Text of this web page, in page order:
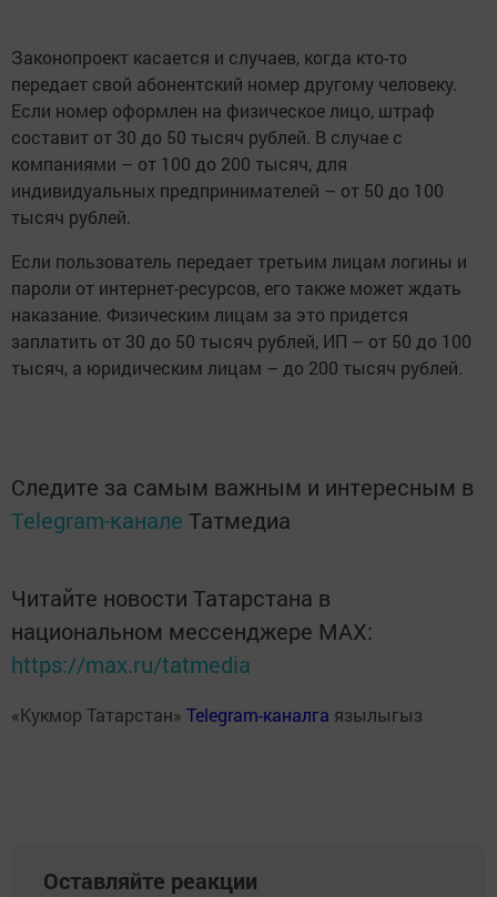
Законопроект касается и случаев, когда кто-то
передает свой абонентский номер другому человеку.
Если номер оформлен на физическое лицо, штраф
составит от 30 до 50 тысяч рублей. В случае с
компаниями – от 100 до 200 тысяч, для
индивидуальных предпринимателей – от 50 до 100
тысяч рублей.
Если пользователь передает третьим лицам логины и
пароли от интернет-ресурсов, его также может ждать
наказание. Физическим лицам за это придется
заплатить от 30 до 50 тысяч рублей, ИП – от 50 до 100
тысяч, а юридическим лицам – до 200 тысяч рублей.
Следите за самым важным и интересным в
Telegram-канале Татмедиа
Читайте новости Татарстана в
национальном мессенджере MАХ:
https://max.ru/tatmedia
«Кукмор Татарстан» Telegram-каналга язылыгыз
Оставляйте реакции